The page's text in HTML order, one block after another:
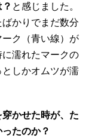
と感じました。
かりでまだ数分
ク（青い線）が
濡れたマークの
しかオムツが濡
かせた時が、た
たのか？